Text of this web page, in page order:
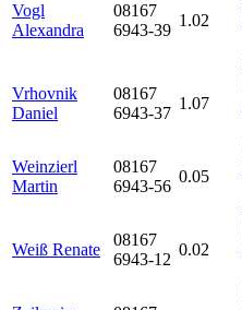
Vogl
Alexandra
08167
6943-39
1.02
Vrhovnik
Daniel
08167
6943-37
1.07
Weinzierl
Martin
08167
6943-56
0.05
Weiß Renate
08167
6943-12
0.02